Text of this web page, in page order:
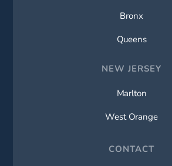
Bronx
Queens
NEW JERSEY
Marlton
West Orange
CONTACT